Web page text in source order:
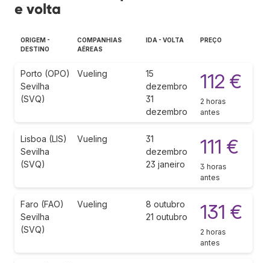
e volta
ORIGEM -
DESTINO
COMPANHIAS
AÉREAS
IDA - VOLTA PREÇO
Porto (OPO)
Sevilha
(SVQ)
Vueling
15
dezembro
31
dezembro
112 €
2 horas
antes
Lisboa (LIS)
Sevilha
(SVQ)
Vueling
31
dezembro
23 janeiro
111 €
3 horas
antes
Faro (FAO)
Sevilha
(SVQ)
Vueling
8 outubro
21 outubro
131 €
2 horas
antes